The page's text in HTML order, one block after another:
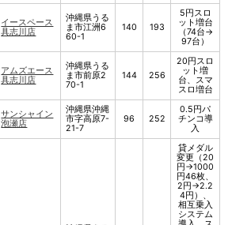
イースペース
具志川店
沖縄県うる
ま市江洲6
60-1
140 193
5円スロ
ット増台
（74台→
97台）
アムズエース
具志川店
沖縄県うる
ま市前原2
70-1
144 256
20円スロ
ット増
台、スマ
スロ増台
サンシャイン
泡瀬店
沖縄県沖縄
市字高原7-
21-7
96 252
0.5円パ
チンコ導
入
貸メダル
変更（20
円→1000
円46枚、
2円→2.2
4円）、
相互乗入
システム